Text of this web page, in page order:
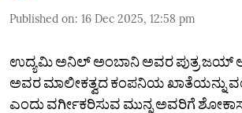
Published on: 16 Dec 2025, 12:58 pm
ಉದ್ಯಮಿ ಅನಿಲ್ ಅಂಬಾನಿ ಅವರ ಪುತ್ರ ಜಯ್‌
ಅವರ ಮಾಲೀಕತ್ವದ ಕಂಪನಿಯ ಖಾತೆಯನ್ನು
ಎಂದು ವರ್ಗೀಕರಿಸುವ ಮುನ್ನ ಅವರಿಗೆ